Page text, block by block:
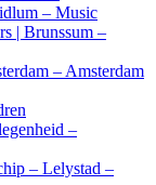
– Music
| Brunssum –
– Amsterdam
–
– Lelystad –